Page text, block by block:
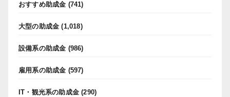
おすすめ助成金 (741)
大型の助成金 (1,018)
設備系の助成金 (986)
雇用系の助成金 (597)
IT・観光系の助成金 (290)